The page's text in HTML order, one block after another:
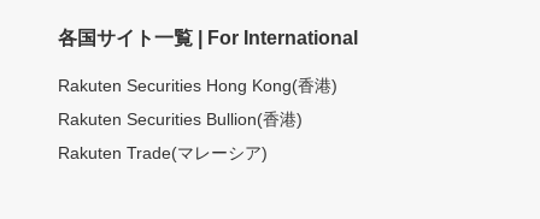
各国サイト一覧 | For International
Rakuten Securities Hong Kong(香港)
Rakuten Securities Bullion(香港)
Rakuten Trade(マレーシア)